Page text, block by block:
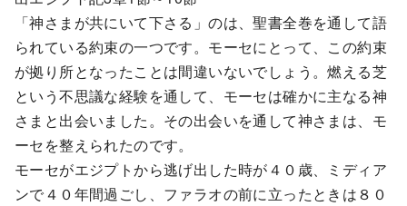
「神さまが共にいて下さる」のは、聖書全巻を通して語
られている約束の一つです。モーセにとって、この約束
が拠り所となったことは間違いないでしょう。燃える芝
という不思議な経験を通して、モーセは確かに主なる神
さまと出会いました。その出会いを通して神さまは、モ
ーセを整えられたのです。
モーセがエジプトから逃げ出した時が４０歳、ミディア
ンで４０年間過ごし、ファラオの前に立ったときは８０